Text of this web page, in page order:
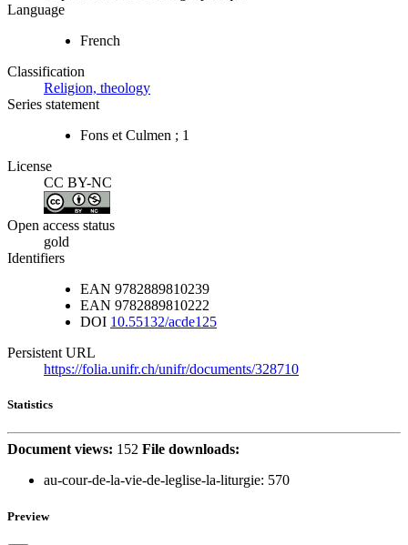
Language
French
Classification
Religion, theology
Series statement
Fons et Culmen ; 1
License
CC BY-NC
Open access status
gold
Identifiers
EAN 9782889810239
EAN 9782889810222
DOI 10.55132/acde125
Persistent URL
https://folia.unifr.ch/unifr/documents/328710
Statistics
Document views: 152 File downloads:
au-cour-de-la-vie-de-leglise-la-liturgie: 570
Preview